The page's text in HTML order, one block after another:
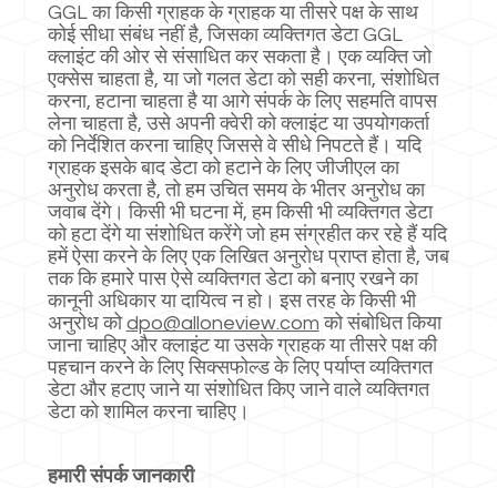
GGL का किसी ग्राहक के ग्राहक या तीसरे पक्ष के साथ
कोई सीधा संबंध नहीं है, जिसका व्यक्तिगत डेटा GGL
क्लाइंट की ओर से संसाधित कर सकता है। एक व्यक्ति जो
एक्सेस चाहता है, या जो गलत डेटा को सही करना, संशोधित
करना, हटाना चाहता है या आगे संपर्क के लिए सहमति वापस
लेना चाहता है, उसे अपनी क्वेरी को क्लाइंट या उपयोगकर्ता
को निर्देशित करना चाहिए जिससे वे सीधे निपटते हैं। यदि
ग्राहक इसके बाद डेटा को हटाने के लिए जीजीएल का
अनुरोध करता है, तो हम उचित समय के भीतर अनुरोध का
जवाब देंगे। किसी भी घटना में, हम किसी भी व्यक्तिगत डेटा
को हटा देंगे या संशोधित करेंगे जो हम संग्रहीत कर रहे हैं यदि
हमें ऐसा करने के लिए एक लिखित अनुरोध प्राप्त होता है, जब
तक कि हमारे पास ऐसे व्यक्तिगत डेटा को बनाए रखने का
कानूनी अधिकार या दायित्व न हो। इस तरह के किसी भी
अनुरोध कोdpo@alloneview.com को संबोधित किया
जाना चाहिए और क्लाइंट या उसके ग्राहक या तीसरे पक्ष की
पहचान करने के लिए सिक्सफोल्ड के लिए पर्याप्त व्यक्तिगत
डेटा और हटाए जाने या संशोधित किए जाने वाले व्यक्तिगत
डेटा को शामिल करना चाहिए।
हमारी संपर्क जानकारी